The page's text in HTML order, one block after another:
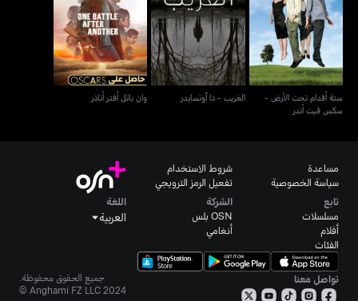
ستة أقدام تحت الأرض -
سكس فيت أندر
ستة أقدام تحت الأرض -
سكس فيت أندر
الغريب - ذا آوتسايدر
الغريب - ذا آوتسايدر
وان باتل أفتر أناذر
وان باتل أفتر أناذر
مساعدة
سياسة الخصوصية
شروط الاستخدام
تفعيل الرمز الترويجي
تابع
مسلسلات
أفلام
الفئات
الشركة
OSN بلس
أنغامي
اللغة
العربية
تواصل معنا
جميع الحقوق محفوظة.
Anghami FZ LLC 2024 ©